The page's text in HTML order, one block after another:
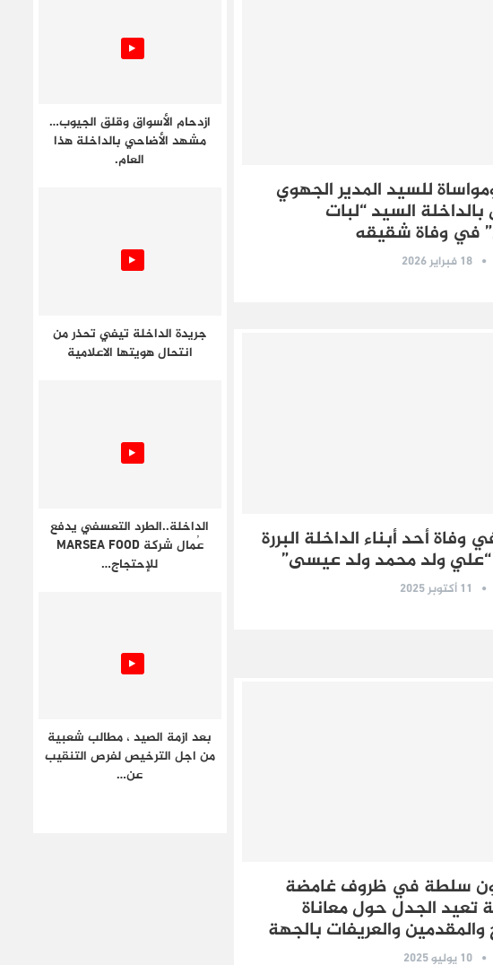
للسيد المدير الجهوي
بالداخلة السيد “لبات
في وفاة شقيقه
18 فبراير 2026
وفاة أحد أبناء الداخلة البررة
“علي ولد محمد ولد عيسى”
11 أكتوبر 2025
سلطة في ظروف غامضة
تعيد الجدل حول معاناة
والعريفات بالجهة
10 يوليو 2025
ازدحام الأسواق وقلق الجيوب…
مشهد الأضاحي بالداخلة هذا
العام.
جريدة الداخلة تيفي تحذر من
انتحال هويتها الاعلامية
الداخلة..الطرد التعسفي يدفع
عُمال شركة MARSEA FOOD
للإحتجاج…
بعد ازمة الصيد ، مطالب شعبية
من اجل الترخيص لفرص التنقيب
عن…